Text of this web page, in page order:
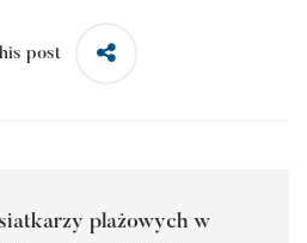
post
plażowych w